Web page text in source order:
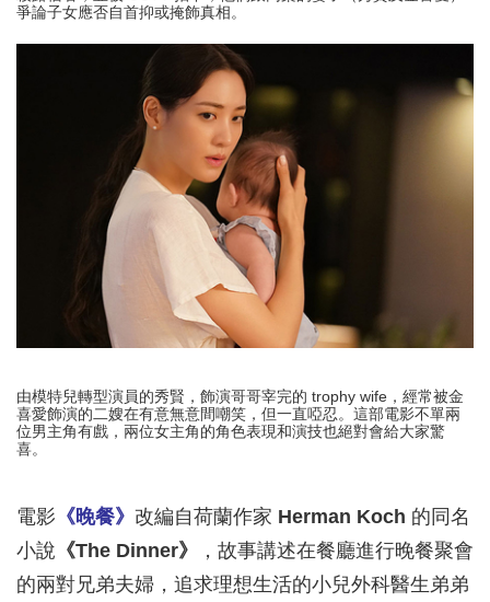
爭論子女應否自首抑或掩飾真相。
由模特兒轉型演員的秀賢，飾演哥哥宰完的 trophy wife，經常被金
喜愛飾演的二嫂在有意無意間嘲笑，但一直啞忍。這部電影不單兩
位男主角有戲，兩位女主角的角色表現和演技也絕對會給大家驚
喜。
電影 《晚餐》 改編自荷蘭作家 Herman Koch 的同名
小說 《The Dinner》
，故事講述在餐廳進行晚餐聚會
的兩對兄弟夫婦，追求理想生活的小兒外科醫生弟弟